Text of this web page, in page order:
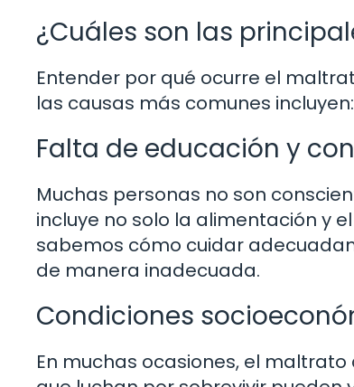
¿Cuáles son las
Entender por qué ocurre el
las causas más comunes incluyen:
Falta de educación y
Muchas personas no son
incluye no solo la alimentación y
sabemos cómo cuidar
de manera inadecuada.
Condiciones
En muchas ocasiones, el